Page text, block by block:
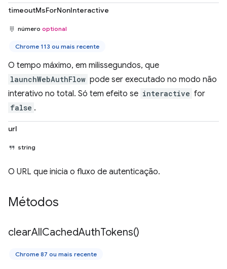
timeoutMsForNonInteractive
número optional
Chrome 113 ou mais recente
O tempo máximo, em milissegundos, que
launchWebAuthFlow pode ser executado no modo não
interativo no total. Só tem efeito se interactive for
false .
url
string
O URL que inicia o fluxo de autenticação.
Métodos
clearAllCachedAuthTokens()
Chrome 87 ou mais recente